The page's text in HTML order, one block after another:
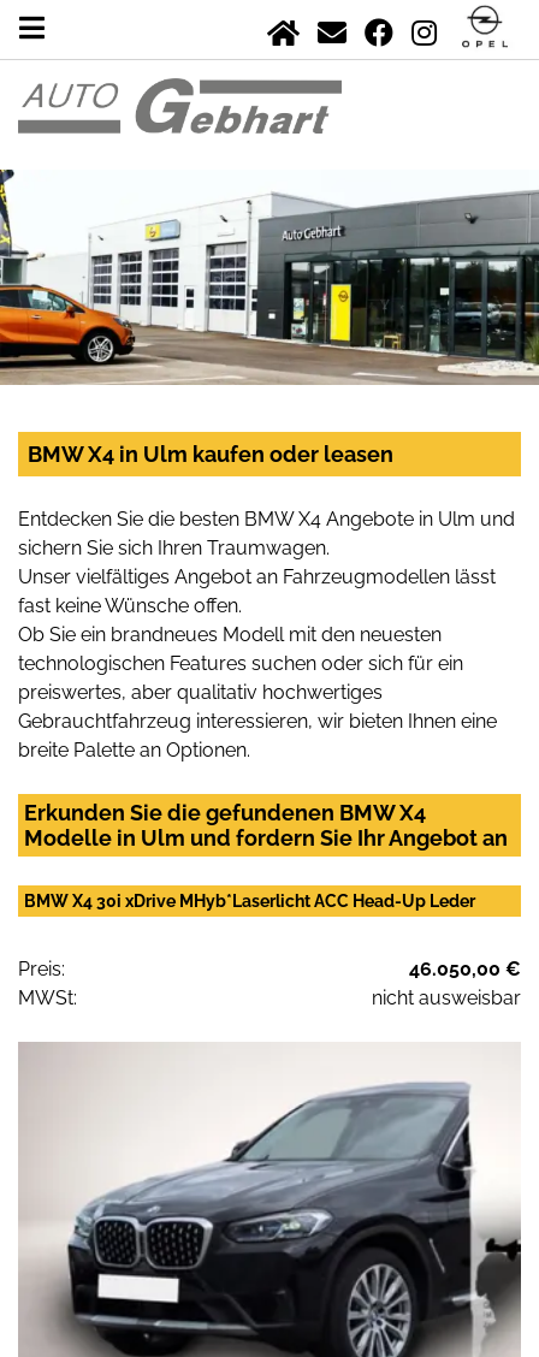
BMW X4 in Ulm kaufen oder leasen
Entdecken Sie die besten BMW X4 Angebote in Ulm und
sichern Sie sich Ihren Traumwagen.
Unser vielfältiges Angebot an Fahrzeugmodellen lässt
fast keine Wünsche offen.
Ob Sie ein brandneues Modell mit den neuesten
technologischen Features suchen oder sich für ein
preiswertes, aber qualitativ hochwertiges
Gebrauchtfahrzeug interessieren, wir bieten Ihnen eine
breite Palette an Optionen.
Erkunden Sie die gefundenen BMW X4
Modelle in Ulm und fordern Sie Ihr Angebot an
BMW X4 30i xDrive MHyb*Laserlicht ACC Head-Up Leder
Preis:
46.050,00 €
MWSt:
nicht ausweisbar